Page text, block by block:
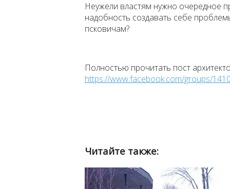
Неужели властям нужно очередное
надобность создавать себе
псковичам?
Полностью прочитать пост
https://www.facebook.com/groups/
Читайте также: